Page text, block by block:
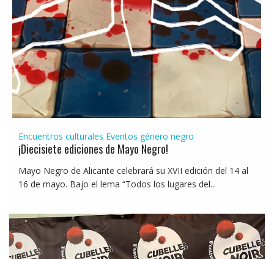
Encuentros culturales Eventos género negro
¡Diecisiete ediciones de Mayo Negro!
Mayo Negro de Alicante celebrará su XVII edición del 14 al
16 de mayo. Bajo el lema “Todos los lugares del...